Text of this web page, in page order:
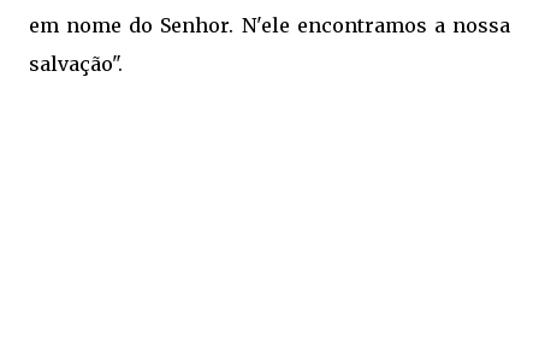
em nome do Senhor. N'ele encontramos a nossa
salvação".